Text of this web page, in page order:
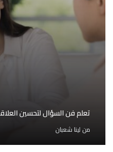
تعلم فن السؤال لتحسين
من لينا شعبان